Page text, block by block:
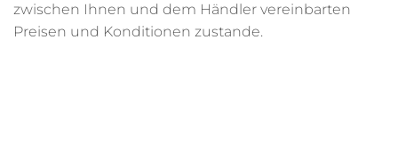
zwischen Ihnen und dem Händler vereinbarten
Preisen und Konditionen zustande.